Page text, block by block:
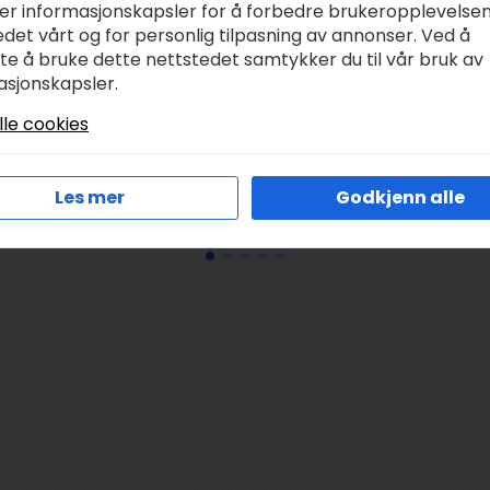
POSCA PC-1M –
Fine 0,7-1mm –
Yellow
70,00
Legg I Handlekurv
Amsterdam Gesso
120ml – 1001 White
Legg I Handlekurv
informasjonskapsler for å forbedre
vårt og for personlig tilpasning av annonser. Ved å
å bruke dette nettstedet samtykker du til vår bruk av
cookies
Les mer Godkjenn alle